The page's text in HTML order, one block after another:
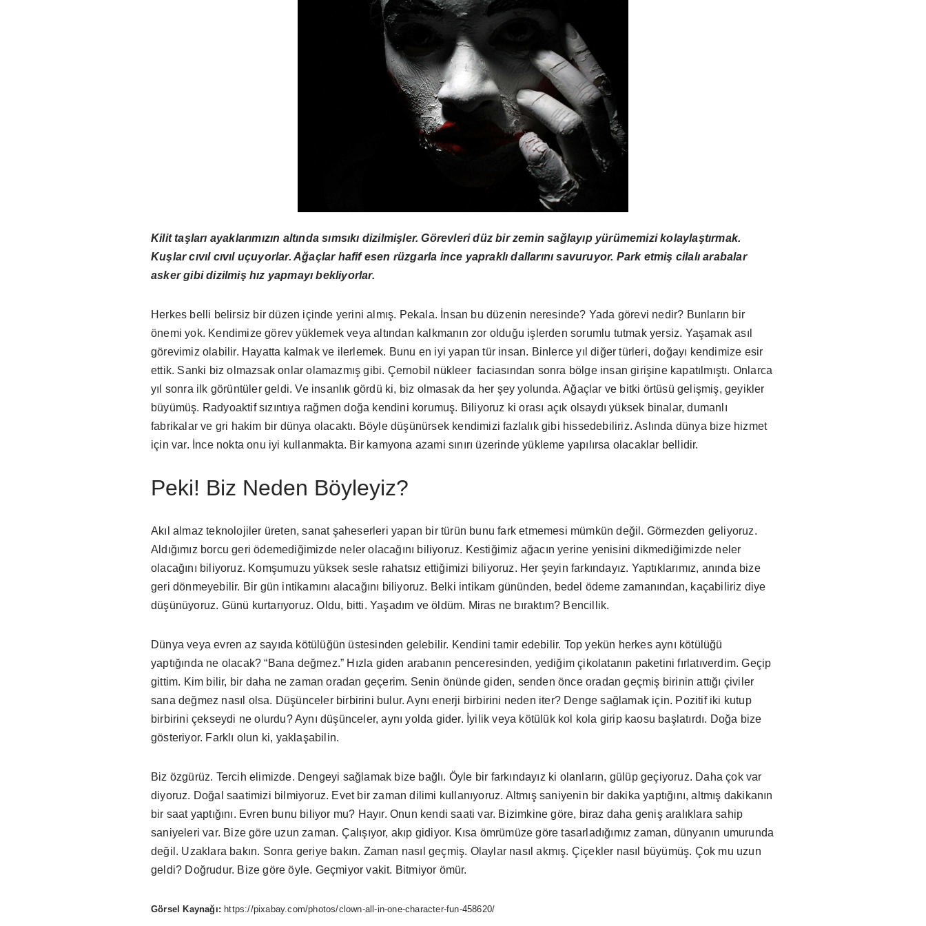
Kilit taşları ayaklarımızın altında sımsıkı dizilmişler. Görevleri düz bir zemin sağlayıp yürümemizi kolaylaştırmak.
Kuşlar cıvıl cıvıl uçuyorlar. Ağaçlar hafif esen rüzgarla ince yapraklı dallarını savuruyor. Park etmiş cilalı arabalar
asker gibi dizilmiş hız yapmayı bekliyorlar.
Herkes belli belirsiz bir düzen içinde yerini almış. Pekala. İnsan bu düzenin neresinde? Yada görevi nedir? Bunların bir
önemi yok. Kendimize görev yüklemek veya altından kalkmanın zor olduğu işlerden sorumlu tutmak yersiz. Yaşamak asıl
görevimiz olabilir. Hayatta kalmak ve ilerlemek. Bunu en iyi yapan tür insan. Binlerce yıl diğer türleri, doğayı kendimize esir
ettik. Sanki biz olmazsak onlar olamazmış gibi. Çernobil nükleer faciasından sonra bölge insan girişine kapatılmıştı. Onlarca
yıl sonra ilk görüntüler geldi. Ve insanlık gördü ki, biz olmasak da her şey yolunda. Ağaçlar ve bitki örtüsü gelişmiş, geyikler
büyümüş. Radyoaktif sızıntıya rağmen doğa kendini korumuş. Biliyoruz ki orası açık olsaydı yüksek binalar, dumanlı
fabrikalar ve gri hakim bir dünya olacaktı. Böyle düşünürsek kendimizi fazlalık gibi hissedebiliriz. Aslında dünya bize hizmet
için var. İnce nokta onu iyi kullanmakta. Bir kamyona azami sınırı üzerinde yükleme yapılırsa olacaklar bellidir.
Peki! Biz Neden Böyleyiz?
Akıl almaz teknolojiler üreten, sanat şaheserleri yapan bir türün bunu fark etmemesi mümkün değil. Görmezden geliyoruz.
Aldığımız borcu geri ödemediğimizde neler olacağını biliyoruz. Kestiğimiz ağacın yerine yenisini dikmediğimizde neler
olacağını biliyoruz. Komşumuzu yüksek sesle rahatsız ettiğimizi biliyoruz. Her şeyin farkındayız. Yaptıklarımız, anında bize
geri dönmeyebilir. Bir gün intikamını alacağını biliyoruz. Belki intikam gününden, bedel ödeme zamanından, kaçabiliriz diye
düşünüyoruz. Günü kurtarıyoruz. Oldu, bitti. Yaşadım ve öldüm. Miras ne bıraktım? Bencillik.
Dünya veya evren az sayıda kötülüğün üstesinden gelebilir. Kendini tamir edebilir. Top yekün herkes aynı kötülüğü
yaptığında ne olacak? “Bana değmez.” Hızla giden arabanın penceresinden, yediğim çikolatanın paketini fırlatıverdim. Geçip
gittim. Kim bilir, bir daha ne zaman oradan geçerim. Senin önünde giden, senden önce oradan geçmiş birinin attığı çiviler
sana değmez nasıl olsa. Düşünceler birbirini bulur. Aynı enerji birbirini neden iter? Denge sağlamak için. Pozitif iki kutup
birbirini çekseydi ne olurdu? Aynı düşünceler, aynı yolda gider. İyilik veya kötülük kol kola girip kaosu başlatırdı. Doğa bize
gösteriyor. Farklı olun ki, yaklaşabilin.
Biz özgürüz. Tercih elimizde. Dengeyi sağlamak bize bağlı. Öyle bir farkındayız ki olanların, gülüp geçiyoruz. Daha çok var
diyoruz. Doğal saatimizi bilmiyoruz. Evet bir zaman dilimi kullanıyoruz. Altmış saniyenin bir dakika yaptığını, altmış dakikanın
bir saat yaptığını. Evren bunu biliyor mu? Hayır. Onun kendi saati var. Bizimkine göre, biraz daha geniş aralıklara sahip
saniyeleri var. Bize göre uzun zaman. Çalışıyor, akıp gidiyor. Kısa ömrümüze göre tasarladığımız zaman, dünyanın umurunda
değil. Uzaklara bakın. Sonra geriye bakın. Zaman nasıl geçmiş. Olaylar nasıl akmış. Çiçekler nasıl büyümüş. Çok mu uzun
geldi? Doğrudur. Bize göre öyle. Geçmiyor vakit. Bitmiyor ömür.
Görsel Kaynağı: https://pixabay.com/photos/clown-all-in-one-character-fun-458620/